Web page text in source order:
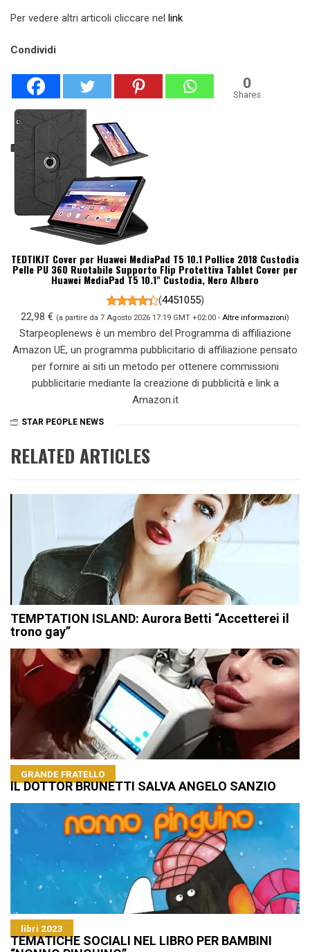
Per vedere altri articoli cliccare nel link
Condividi
0
Shares
TEDTIKJT Cover per Huawei MediaPad T5 10.1 Pollice 2018 Custodia
Pelle PU 360 Ruotabile Supporto Flip Protettiva Tablet Cover per
Huawei MediaPad T5 10.1" Custodia, Nero Albero
(4451055)
22,98 € (a partire da 7 Agosto 2026 17:19 GMT +02:00 - Altre informazioni)
Starpeoplenews è un membro del Programma di affiliazione
Amazon UE, un programma pubblicitario di affiliazione pensato
per fornire ai siti un metodo per ottenere commissioni
pubblicitarie mediante la creazione di pubblicità e link a
Amazon.it
STAR PEOPLE NEWS
RELATED ARTICLES
TEMPTATION ISLAND: Aurora Betti “Accetterei il
trono gay”
GRANDE FRATELLO
IL DOTTOR BRUNETTI SALVA ANGELO SANZIO
libri 2023
TEMATICHE SOCIALI NEL LIBRO PER BAMBINI